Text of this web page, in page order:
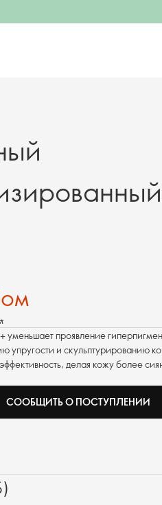
уменьшает проявление
упругости и скульптурированию
делая кожу более
СООБЩИТЬ О ПОСТУПЛЕНИИ